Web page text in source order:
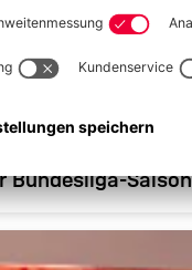
Bundesliga-Saison